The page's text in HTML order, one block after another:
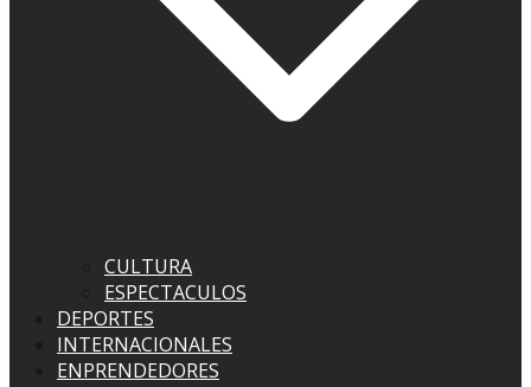
CULTURA
ESPECTACULOS
DEPORTES
INTERNACIONALES
ENPRENDEDORES